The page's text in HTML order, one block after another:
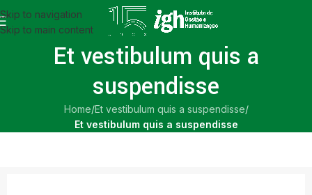
Skip to navigation
Skip to main content
Et vestibulum quis a
suspendisse
Home/Et vestibulum quis a suspendisse/
Et vestibulum quis a suspendisse